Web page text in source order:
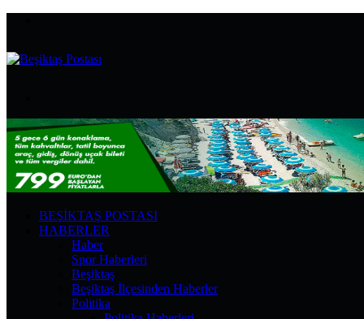
...
BEŞIKTAŞ POSTASI
HABERLER
Haber
Spor Haberleri
Beşiktaş
Beşiktaş İlçesinden Haberler
Politika